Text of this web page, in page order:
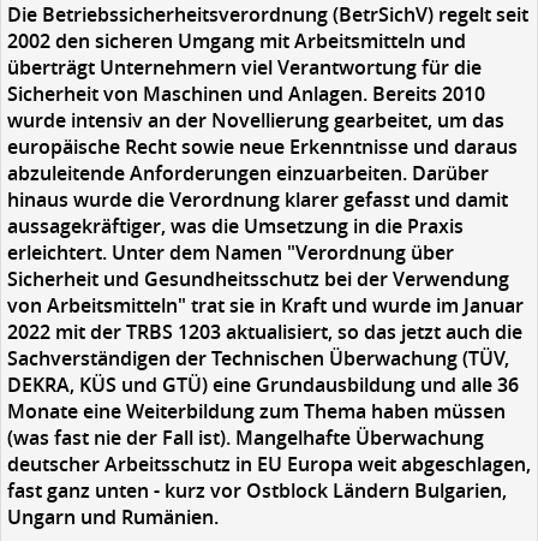
Die Betriebssicherheitsverordnung (BetrSichV) regelt seit
2002 den sicheren Umgang mit Arbeitsmitteln und
überträgt Unternehmern viel Verantwortung für die
Sicherheit von Maschinen und Anlagen. Bereits 2010
wurde intensiv an der Novellierung gearbeitet, um das
europäische Recht sowie neue Erkenntnisse und daraus
abzuleitende Anforderungen einzuarbeiten. Darüber
hinaus wurde die Verordnung klarer gefasst und damit
aussagekräftiger, was die Umsetzung in die Praxis
erleichtert. Unter dem Namen "Verordnung über
Sicherheit und Gesundheitsschutz bei der Verwendung
von Arbeitsmitteln" trat sie in Kraft und wurde im Januar
2022 mit der TRBS 1203 aktualisiert, so das jetzt auch die
Sachverständigen der Technischen Überwachung (TÜV,
DEKRA, KÜS und GTÜ) eine Grundausbildung und alle 36
Monate eine Weiterbildung zum Thema haben müssen
(was fast nie der Fall ist). Mangelhafte Überwachung
deutscher Arbeitsschutz in EU Europa weit abgeschlagen,
fast ganz unten - kurz vor Ostblock Ländern Bulgarien,
Ungarn und Rumänien.